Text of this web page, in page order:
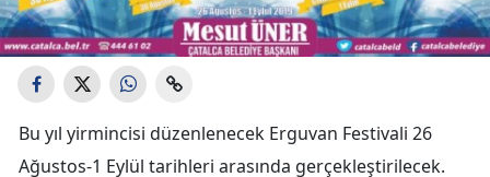
Bu yıl yirmincisi düzenlenecek Erguvan Festivali 26
Ağustos-1 Eylül tarihleri arasında gerçekleştirilecek.